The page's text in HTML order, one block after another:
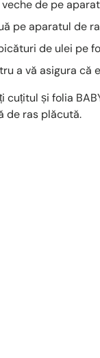
de pe
pe aparatul de
de ulei pe
a vă asigura că
și folia
de ras plăcută.